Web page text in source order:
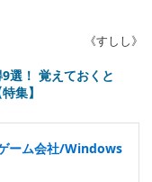
《すしし》
選！ 覚えておくと
集】
ーム会社/Windows